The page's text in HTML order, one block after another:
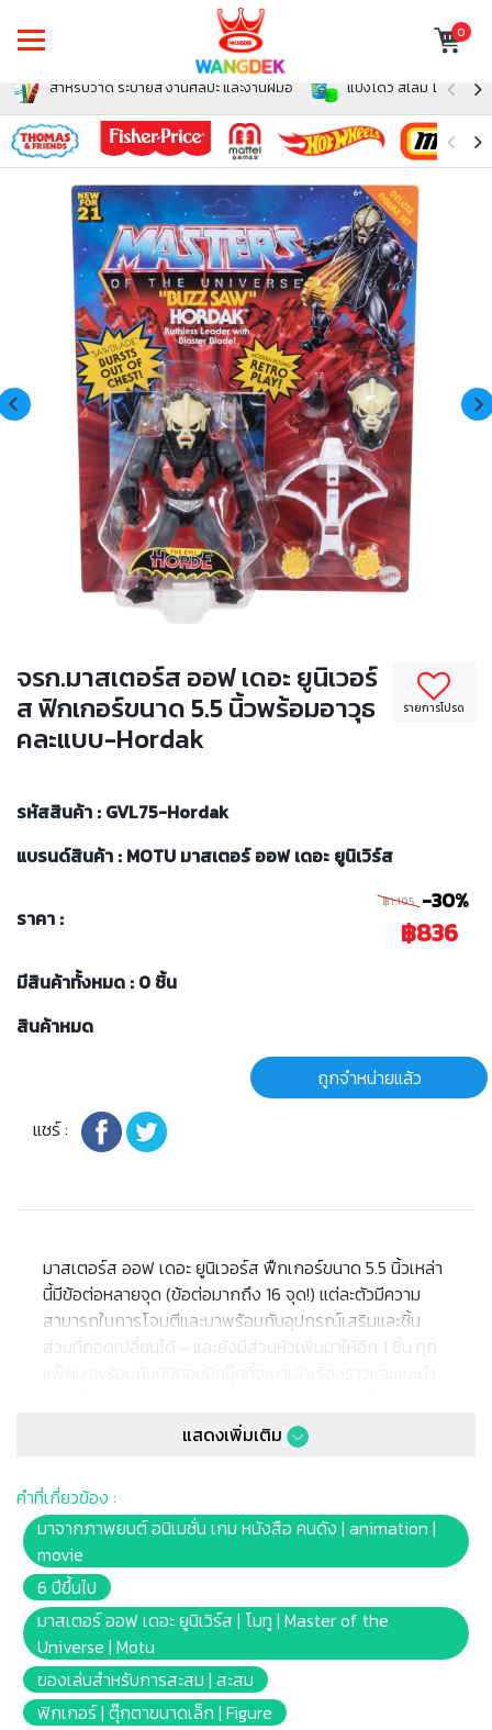
0
สำหรับวาด ระบายสี งานศิลปะ และงานฝีมือ แป้งโดว์ สไลม์ โฟม สำห
รายการโปรด
จรก.มาสเตอร์ส ออฟ เดอะ ยูนิเวอร์
ส ฟิกเกอร์ขนาด 5.5 นิ้วพร้อมอาวุธ
คละแบบ-Hordak
รหัสสินค้า : GVL75-Hordak
แบรนด์สินค้า : MOTU มาสเตอร์ ออฟ เดอะ ยูนิเวิร์ส
ราคา :
฿1,195 -30%
฿836
มีสินค้าทั้งหมด : 0 ชิ้น
สินค้าหมด
ถูกจำหน่ายแล้ว
แชร์ :
มาสเตอร์ส ออฟ เดอะ ยูนิเวอร์ส ฟืกเกอร์ขนาด 5.5 นิ้วเหล่า
นี้มีข้อต่อหลายจุด (ข้อต่อมากถึง 16 จุด!) แต่ละตัวมีความ
สามารถในการโจมตีและมาพร้อมกับอุปกรณ์เสริมและชิ้น
ส่วนที่ถอดเปลี่ยนได้ - และยังมีส่วนหัวเพิ่มมาให้อีก 1 ชิ้น ทุก
ระหว่างความดีและความชั่ว!
หมายเหตุ:
สินค้าอาจมีการเปลี่ยนแปลงลวดลาย สีสันบนผลิตภัณฑ์ หรือ
แพ็คเกจโดยร้านฯอาจไม่สามารถแจ้งให้ทราบล่วงหน้า และสี
ของผลิตภัณฑ์ที่แสดงบนเว็บไซต์อาจมีความแตกต่างกันจาก
การตั้งค่าการแสดงผลสีของแต่ละหน้าจอ
คำเตือน/ข้อห้าม:
ห้ามแยกชิ้นส่วนออกจากกัน ชิ้นส่วนมีขนาดเล็ก เด็กควรใช้
แสดงเพิ่มเติม
คำที่เกี่ยวข้อง :
มาจากภาพยนต์ อนิเมชั่น เกม หนังสือ คนดัง | animation |
movie
6 ปีขึ้นไป
มาสเตอร์ ออฟ เดอะ ยูนิเวิร์ส | โมทู | Master of the
Universe | Motu
ของเล่นสำหรับการสะสม | สะสม
ฟิกเกอร์ | ตุ๊กตาขนาดเล็ก | Figure